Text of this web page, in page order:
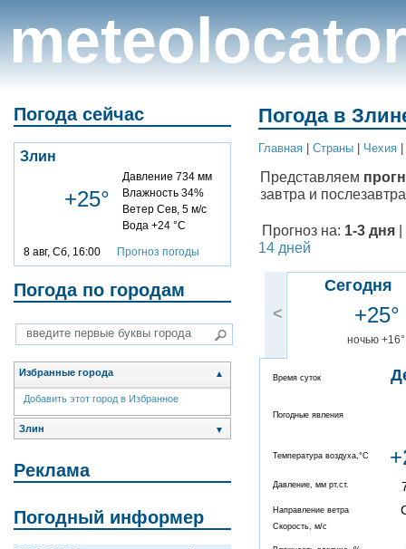
meteolocator
Погода сейчас
Злин
+25°
Давление 734 мм
Влажность 34%
Ветер Сев, 5 м/с
Вода +24 °C
8 авг, Сб, 16:00 Прогноз погоды
Погода по городам
Избранные города ▲
Добавить этот город в Избранное
Злин ▼
Реклама
Погодный информер
Погода в
Главная Cтраны Чехия
Представляем
завтра и
Прогноз на: 1-3 дня
14 дней
<
Сегодня
+25°
ночью +16°
Время суток
Погодные явления
Температура воздуха,°C
Давление, мм рт.ст.
Направление ветра
Скорость, м/с